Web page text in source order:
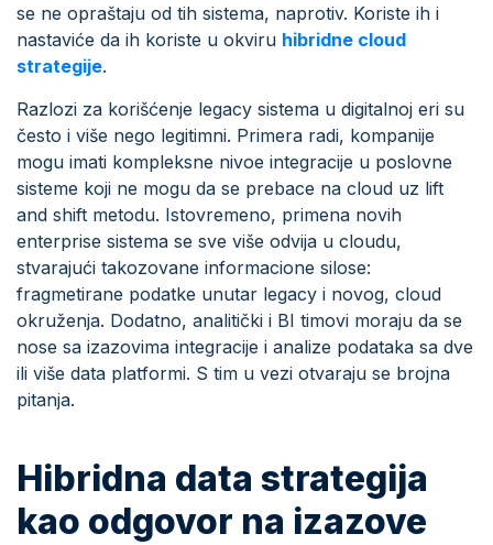
se ne opraštaju od tih sistema, naprotiv. Koriste ih i
nastaviće da ih koriste u okviru hibridne cloud
strategije.
Razlozi za korišćenje legacy sistema u digitalnoj eri su
često i više nego legitimni. Primera radi, kompanije
mogu imati kompleksne nivoe integracije u poslovne
sisteme koji ne mogu da se prebace na cloud uz lift
and shift metodu. Istovremeno, primena novih
enterprise sistema se sve više odvija u cloudu,
stvarajući takozovane informacione silose:
fragmetirane podatke unutar legacy i novog, cloud
okruženja. Dodatno, analitički i BI timovi moraju da se
nose sa izazovima integracije i analize podataka sa dve
ili više data platformi. S tim u vezi otvaraju se brojna
pitanja.
Hibridna data strategija
kao odgovor na izazove